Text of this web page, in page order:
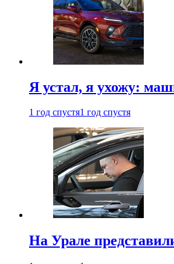
Я устал, я ухожу:
1 год спустя1 год спустя
На Урале